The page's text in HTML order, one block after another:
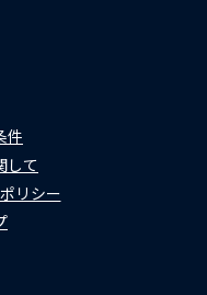
件
して
リシー